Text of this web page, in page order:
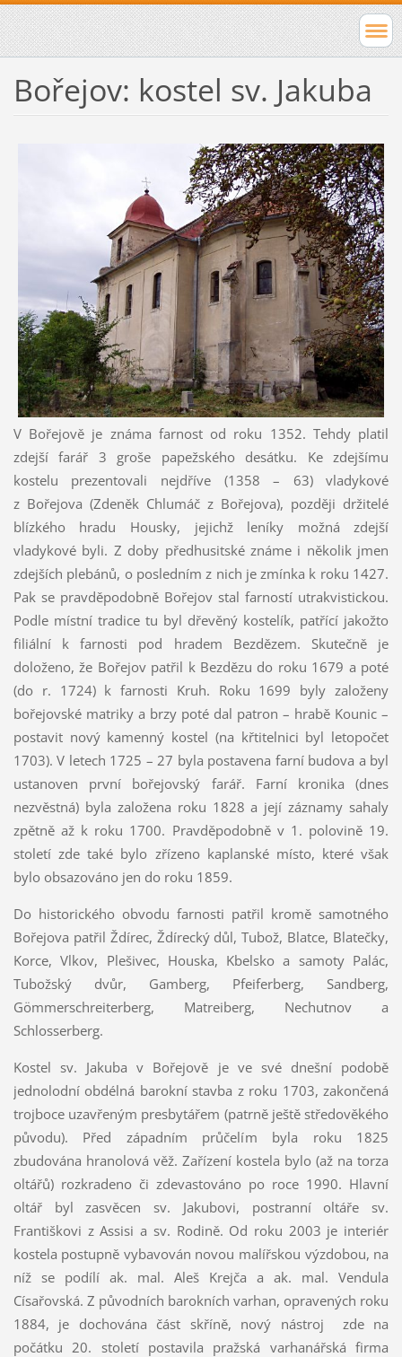
Bořejov: kostel sv. Jakuba
V Bořejově je známa farnost od roku 1352. Tehdy platil
zdejší farář 3 groše papežského desátku. Ke zdejšímu
kostelu prezentovali nejdříve (1358 – 63) vladykové
z Bořejova (Zdeněk Chlumáč z Bořejova), později držitelé
blízkého hradu Housky, jejichž leníky možná zdejší
vladykové byli. Z doby předhusitské známe i několik jmen
zdejších plebánů, o posledním z nich je zmínka k roku 1427.
Pak se pravděpodobně Bořejov stal farností utrakvistickou.
Podle místní tradice tu byl dřevěný kostelík, patřící jakožto
filiální k farnosti pod hradem Bezdězem. Skutečně je
doloženo, že Bořejov patřil k Bezdězu do roku 1679 a poté
(do r. 1724) k farnosti Kruh. Roku 1699 byly založeny
bořejovské matriky a brzy poté dal patron – hrabě Kounic –
postavit nový kamenný kostel (na křtitelnici byl letopočet
1703). V letech 1725 – 27 byla postavena farní budova a byl
ustanoven první bořejovský farář. Farní kronika (dnes
nezvěstná) byla založena roku 1828 a její záznamy sahaly
zpětně až k roku 1700. Pravděpodobně v 1. polovině 19.
století zde také bylo zřízeno kaplanské místo, které však
bylo obsazováno jen do roku 1859.
Do historického obvodu farnosti patřil kromě samotného
Bořejova patřil Ždírec, Ždírecký důl, Tubož, Blatce, Blatečky,
Korce, Vlkov, Plešivec, Houska, Kbelsko a samoty Palác,
Tubožský dvůr, Gamberg, Pfeiferberg, Sandberg,
Gömmerschreiterberg, Matreiberg, Nechutnov a
Schlosserberg.
Kostel sv. Jakuba v Bořejově je ve své dnešní podobě
jednolodní obdélná barokní stavba z roku 1703, zakončená
trojboce uzavřeným presbytářem (patrně ještě středověkého
původu). Před západním průčelím byla roku 1825
zbudována hranolová věž. Zařízení kostela bylo (až na torza
oltářů) rozkradeno či zdevastováno po roce 1990. Hlavní
oltář byl zasvěcen sv. Jakubovi, postranní oltáře sv.
Františkovi z Assisi a sv. Rodině. Od roku 2003 je interiér
kostela postupně vybavován novou malířskou výzdobou, na
níž se podílí ak. mal. Aleš Krejča a ak. mal. Vendula
Císařovská. Z původních barokních varhan, opravených roku
1884, je dochována část skříně, nový nástroj zde na
počátku 20. století postavila pražská varhanářská firma